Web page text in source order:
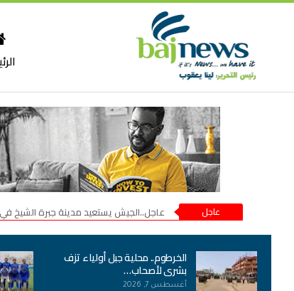
عاجل عاجل..الجيش يستعيد مدينة جبرة الشيخ
الخرطوم.. محلية جبل أولياء تزف
بشرى لأصحاب…
أغسطس 7, 2026